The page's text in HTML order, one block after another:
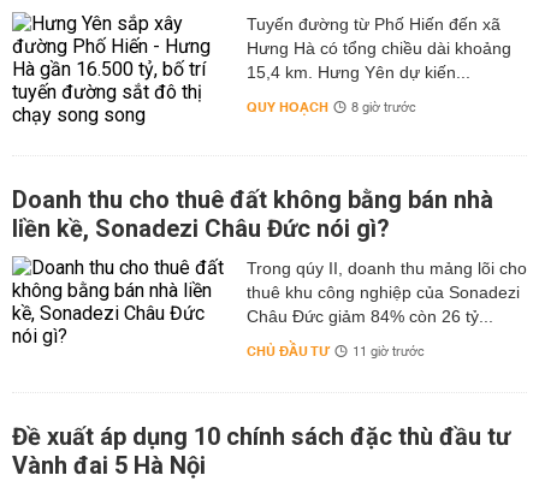
Tuyến đường từ Phố Hiến đến xã
Hưng Hà có tổng chiều dài khoảng
15,4 km. Hưng Yên dự kiến...
QUY HOẠCH 8 giờ trước
Doanh thu cho thuê đất không bằng bán nhà
liền kề, Sonadezi Châu Đức nói gì?
Trong qúy II, doanh thu mảng lõi cho
thuê khu công nghiệp của Sonadezi
Châu Đức giảm 84% còn 26 tỷ...
CHỦ ĐẦU TƯ 11 giờ trước
Đề xuất áp dụng 10 chính sách đặc thù đầu tư
Vành đai 5 Hà Nội